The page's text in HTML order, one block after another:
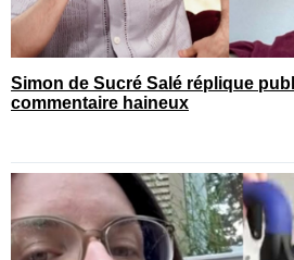
Simon de Sucré Salé réplique
commentaire haineux